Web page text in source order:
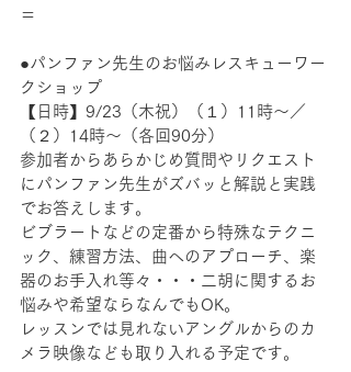
＝
●パンファン先生のお悩みレスキューワー
クショップ
【日時】9/23（木祝）（１）11時〜／
（２）14時〜（各回90分）
参加者からあらかじめ質問やリクエスト
にパンファン先生がズバッと解説と実践
でお答えします。
ビブラートなどの定番から特殊なテクニ
ック、練習方法、曲へのアプローチ、楽
器のお手入れ等々・・・二胡に関するお
悩みや希望ならなんでもOK。
レッスンでは見れないアングルからのカ
メラ映像なども取り入れる予定です。